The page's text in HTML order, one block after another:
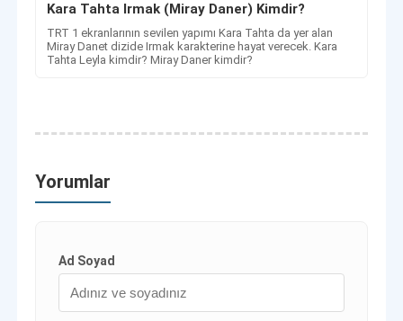
Kara Tahta Irmak (Miray Daner) Kimdir?
TRT 1 ekranlarının sevilen yapımı Kara Tahta da yer alan
Miray Danet dizide Irmak karakterine hayat verecek. Kara
Tahta Leyla kimdir? Miray Daner kimdir?
Yorumlar
Ad Soyad